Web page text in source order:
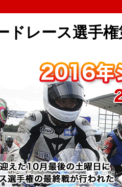
ドレース選手